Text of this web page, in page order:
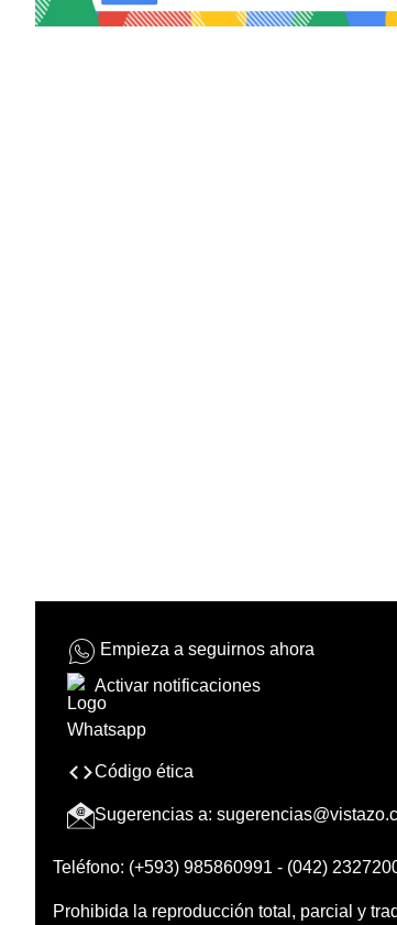
Empieza a seguirnos ahora
Activar notificaciones
Código ética
Sugerencias a:
Teléfono: (+593) 985860991 - (042)
Prohibida la reproducción total, parcial y